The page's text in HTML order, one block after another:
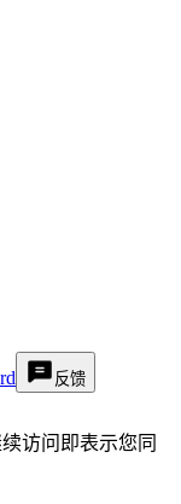
反馈
访问即表示您同